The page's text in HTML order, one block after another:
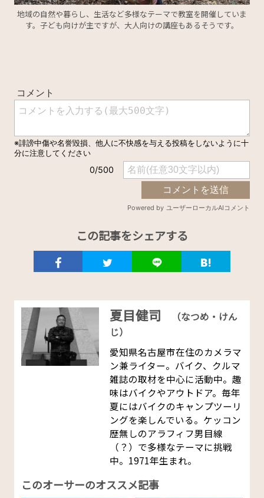
地域の自然や暮らし、生活など多様なテーマで教室を開催していま
す。子ども向けが主ですが、大人向けの講座もあるそうです。
この記事をシェアする
夏目健司
（なつめ・けん
じ）
愛知県名古屋市在住のカメラマ
ン兼ライター。バイク、クルマ
雑誌の取材を中心に活動中。趣
味はバイクやアウトドア。毎年
夏にはバイクのキャンプツーリ
ングを楽しんでいる。ケッコン
歴無しのアラフィフ男目線
（？）で多様なテーマに挑戦
中。1971年生まれ。
このオーサーのオススメ記事